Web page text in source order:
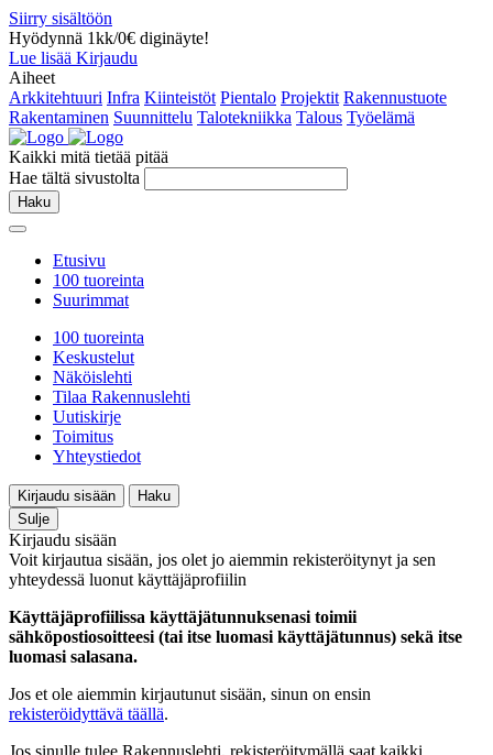
Siirry sisältöön
Hyödynnä 1kk/0€ diginäyte!
Lue lisää Kirjaudu
Aiheet
Arkkitehtuuri Infra Kiinteistöt Pientalo Projektit Rakennustuote
Rakentaminen Suunnittelu Talotekniikka Talous Työelämä
Kaikki mitä tietää pitää
Hae tältä sivustolta
Haku
Etusivu
100 tuoreinta
Suurimmat
100 tuoreinta
Keskustelut
Näköislehti
Tilaa Rakennuslehti
Uutiskirje
Toimitus
Yhteystiedot
Kirjaudu sisään
Haku
Sulje
Kirjaudu sisään
Voit kirjautua sisään, jos olet jo aiemmin rekisteröitynyt ja sen
yhteydessä luonut käyttäjäprofiilin
Käyttäjäprofiilissa käyttäjätunnuksenasi toimii
sähköpostiosoitteesi (tai itse luomasi käyttäjätunnus) sekä itse
luomasi salasana.
Jos et ole aiemmin kirjautunut sisään, sinun on ensin
rekisteröidyttävä täällä.
Jos sinulle tulee Rakennuslehti, rekisteröitymällä saat kaikki